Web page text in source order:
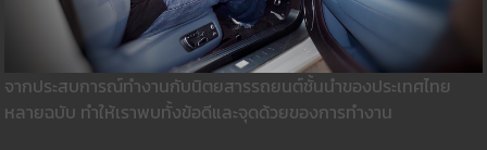
จากประสบการณ์ทำงานกับนิตยสารรถยนต์ชั้นนำของประเทศไทย
หลายฉบับ ทำให้เราพบทั้งข้อดีและจุดด้วยของการทำงาน